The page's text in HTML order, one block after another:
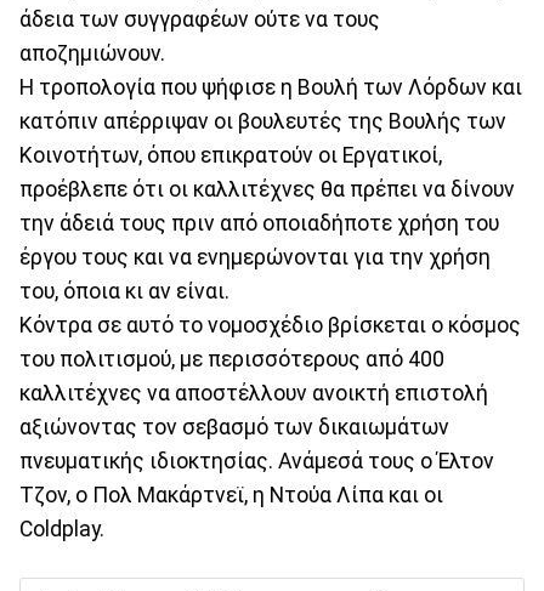
άδεια των συγγραφέων ούτε να τους
αποζημιώνουν.
Η τροπολογία που ψήφισε η Βουλή των Λόρδων και
κατόπιν απέρριψαν οι βουλευτές της Βουλής των
Κοινοτήτων, όπου επικρατούν οι Εργατικοί,
προέβλεπε ότι οι καλλιτέχνες θα πρέπει να δίνουν
την άδειά τους πριν από οποιαδήποτε χρήση του
έργου τους και να ενημερώνονται για την χρήση
του, όποια κι αν είναι.
Κόντρα σε αυτό το νομοσχέδιο βρίσκεται ο κόσμος
του πολιτισμού, με περισσότερους από 400
καλλιτέχνες να αποστέλλουν ανοικτή επιστολή
αξιώνοντας τον σεβασμό των δικαιωμάτων
πνευματικής ιδιοκτησίας. Ανάμεσά τους ο Έλτον
Τζον, ο Πολ Μακάρτνεϊ, η Ντούα Λίπα και οι
Coldplay.